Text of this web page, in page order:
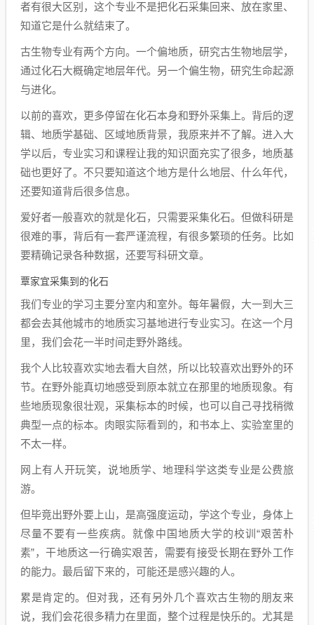
者有很大区别，这个专业不是把化石采集回来、放在家里、
知道它是什么就结束了。
古生物专业有两个方向。一个偏地质，研究古生物地层学，
通过化石大概确定地层年代。另一个偏生物，研究生命起源
与进化。
以前的喜欢，更多停留在化石本身和野外采集上。背后的逻
辑、地质学基础、区域地质背景，我原来并不了解。进入大
学以后，专业实习和课程让我的知识面充实了很多，地质基
础也更好了。不只要知道这个地方是什么地层、什么年代，
还要知道背后很多信息。
爱好者一般喜欢的就是化石，只需要采集化石。但做科研是
很难的事，背后有一套严谨流程，有很多繁琐的任务。比如
要精确记录各种数据，还要写科研文章。
覃家宜采集到的化石
我们专业的学习主要分室内和室外。每年暑假，大一到大三
都会去其他城市的地质实习基地进行专业实习。在这一个月
里，我们会花一半时间走野外路线。
我个人比较喜欢实地去看大自然，所以比较喜欢出野外的环
节。在野外能真切地感受到原本就立在那里的地质现象。有
些地质现象很壮观，采集标本的时候，也可以自己寻找稍微
典型一点的标本。肉眼实际看到的，和书本上、实验室里的
不太一样。
网上有人开玩笑，说地质学、地理科学这类专业是公费旅
游。
但毕竟出野外要上山，是高强度运动，学这个专业，身体上
尽量不要有一些疾病。就像中国地质大学的校训“艰苦朴
素”，干地质这一行确实艰苦，需要有接受长期在野外工作
的能力。最后留下来的，可能还是感兴趣的人。
累是肯定的。但对我，还有另外几个喜欢古生物的朋友来
说，我们会花很多精力在里面，整个过程是快乐的。尤其是